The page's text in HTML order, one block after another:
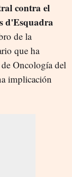
contra el
d'Esquadra
de la
que ha
Oncología del
implicación